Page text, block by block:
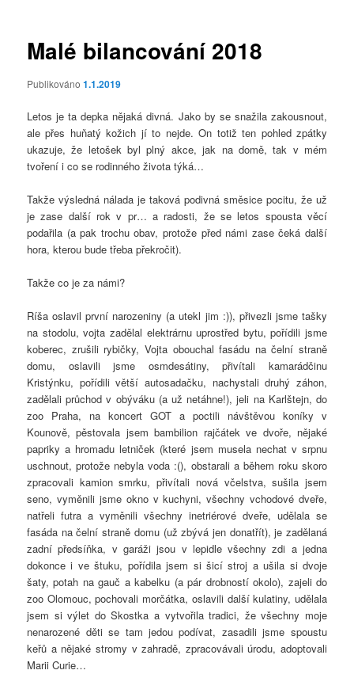
Malé bilancování 2018
Publikováno1.1.2019
Letos je ta depka nějaká divná. Jako by se snažila zakousnout,
ale přes huňatý kožich jí to nejde. On totiž ten pohled zpátky
ukazuje, že letošek byl plný akce, jak na domě, tak v mém
tvoření i co se rodinného života týká…
Takže výsledná nálada je taková podivná směsice pocitu, že už
je zase další rok v pr… a radosti, že se letos spousta věcí
podařila (a pak trochu obav, protože před námi zase čeká další
hora, kterou bude třeba překročit).
Takže co je za námi?
Ríša oslavil první narozeniny (a utekl jim :)), přivezli jsme tašky
na stodolu, vojta zadělal elektrárnu uprostřed bytu, pořídili jsme
koberec, zrušili rybičky, Vojta obouchal fasádu na čelní straně
domu, oslavili jsme osmdesátiny, přivítali kamarádčinu
Kristýnku, pořídili větší autosadačku, nachystali druhý záhon,
zadělali průchod v obýváku (a už netáhne!), jeli na Karlštejn, do
zoo Praha, na koncert GOT a poctili návštěvou koníky v
Kounově, pěstovala jsem bambilion rajčátek ve dvoře, nějaké
papriky a hromadu letniček (které jsem musela nechat v srpnu
uschnout, protože nebyla voda :(), obstarali a během roku skoro
zpracovali kamion smrku, přivítali nová včelstva, sušila jsem
seno, vyměnili jsme okno v kuchyni, všechny vchodové dveře,
natřeli futra a vyměnili všechny inetriérové dveře, udělala se
fasáda na čelní straně domu (už zbývá jen donatřít), je zadělaná
zadní předsíňka, v garáži jsou v lepidle všechny zdi a jedna
dokonce i ve štuku, pořídila jsem si šicí stroj a ušila si dvoje
šaty, potah na gauč a kabelku (a pár drobností okolo), zajeli do
zoo Olomouc, pochovali morčátka, oslavili další kulatiny, udělala
jsem si výlet do Skostka a vytvořila tradici, že všechny moje
nenarozené děti se tam jedou podívat, zasadili jsme spoustu
keřů a nějaké stromy v zahradě, zpracovávali úrodu, adoptovali
Marii Curie…